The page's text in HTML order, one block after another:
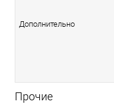
Дополнительно
Прочие